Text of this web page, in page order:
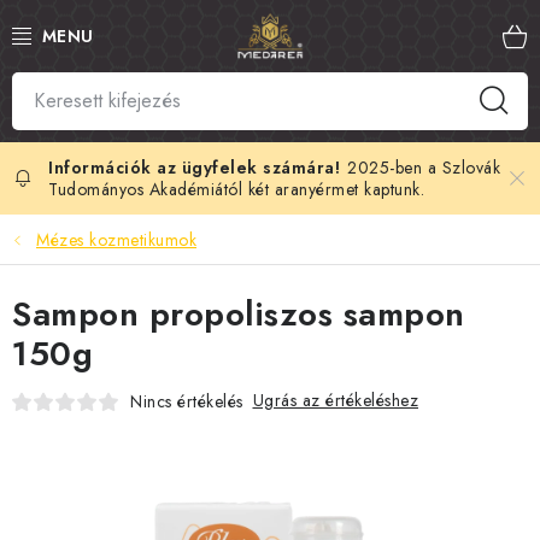
tartalomhoz
SZLOVÁK MÉZ
MANUKA MÉZ
MÉHPEMPŐ
KIRÁLYI ZSELÉ
MÉHMÉREG
2025-ben a Szlovák
Tudományos Akadémiától két aranyérmet kaptunk.
Mézes kozmetikumok
Sampon propoliszos sampon
150g
Nincs értékelés Ugrás az értékeléshez